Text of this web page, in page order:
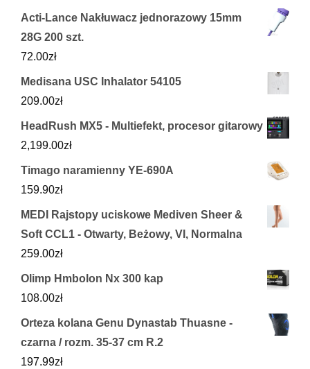
Acti-Lance Nakłuwacz jednorazowy 15mm
28G 200 szt.
72.00zł
Medisana USC Inhalator 54105
209.00zł
HeadRush MX5 - Multiefekt, procesor gitarowy
2,199.00zł
Timago naramienny YE-690A
159.90zł
MEDI Rajstopy uciskowe Mediven Sheer &
Soft CCL1 - Otwarty, Beżowy, VI, Normalna
259.00zł
Olimp Hmbolon Nx 300 kap
108.00zł
Orteza kolana Genu Dynastab Thuasne -
czarna / rozm. 35-37 cm R.2
197.99zł